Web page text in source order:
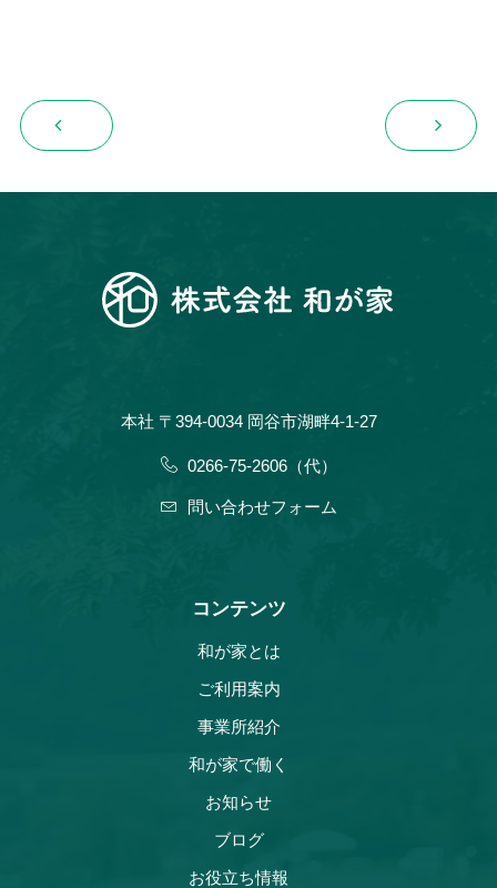
本社 〒394-0034 岡谷市湖畔4-1-27
0266-75-2606（代）
問い合わせフォーム
コンテンツ
和が家とは
ご利用案内
事業所紹介
和が家で働く
お知らせ
ブログ
お役立ち情報